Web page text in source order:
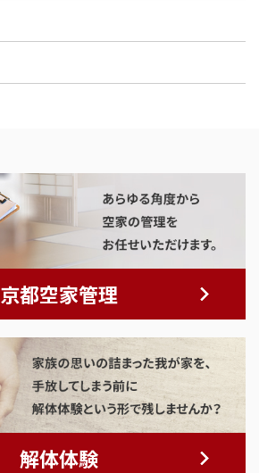
京都空家管理
解体体験